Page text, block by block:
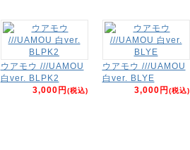
ウアモウ ///UAMOU
白ver. BLPK2
3,000円(税込)
ウアモウ ///UAMOU
白ver. BLYE
3,000円(税込)